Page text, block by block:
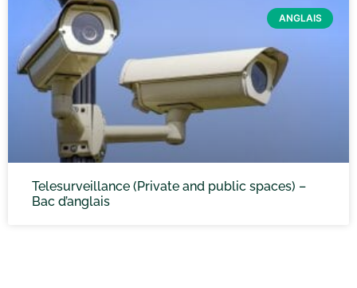
ANGLAIS
Telesurveillance (Private and public spaces) –
Bac d’anglais